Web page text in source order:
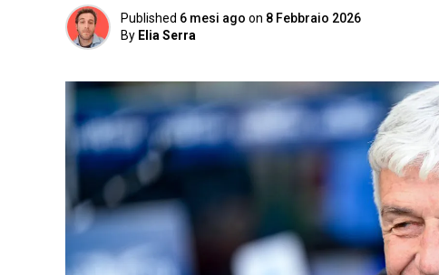
Published 6 mesi ago on 8 Febbraio 2026
By Elia Serra